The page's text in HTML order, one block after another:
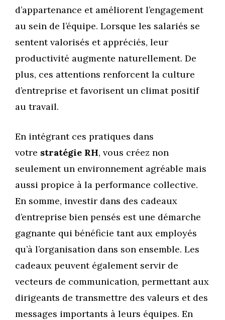
d’appartenance et améliorent l’engagement
au sein de l’équipe. Lorsque les salariés se
sentent valorisés et appréciés, leur
productivité augmente naturellement. De
plus, ces attentions renforcent la culture
d’entreprise et favorisent un climat positif
au travail.
En intégrant ces pratiques dans
votre stratégie RH, vous créez non
seulement un environnement agréable mais
aussi propice à la performance collective.
En somme, investir dans des cadeaux
d’entreprise bien pensés est une démarche
gagnante qui bénéficie tant aux employés
qu’à l’organisation dans son ensemble. Les
cadeaux peuvent également servir de
vecteurs de communication, permettant aux
dirigeants de transmettre des valeurs et des
messages importants à leurs équipes. En